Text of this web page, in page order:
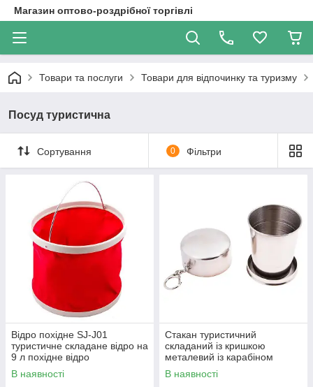
Магазин оптово-роздрібної торгівлі
Товари та послуги Товари для відпочинку та туризму
Посуд туристична
Сортування 0 Фільтри
Відро похідне SJ-J01
туристичне складане відро на
9 л похідне відро
В наявності
Стакан туристичний
складаний із кришкою
металевий із карабіном
кемпінговий стакан
В наявності